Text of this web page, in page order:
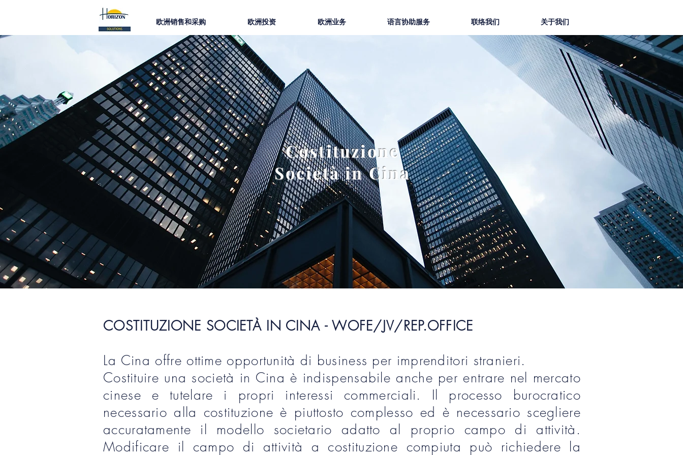
欧洲销售和采购 欧洲投资 欧洲业务 语言协助服务 联络我们 关于我们
Costituzione
Società in Cina
COSTITUZIONE SOCIETÀ IN CINA - WOFE/JV/REP.OFFICE
La Cina offre ottime opportunità di business per imprenditori stranieri.
Costituire una società in Cina è indispensabile anche per entrare nel mercato
cinese e tutelare i propri interessi commerciali. Il processo burocratico
necessario alla costituzione è piuttosto complesso ed è necessario scegliere
accuratamente il modello societario adatto al proprio campo di attività.
Modificare il campo di attività a costituzione compiuta può richiedere la